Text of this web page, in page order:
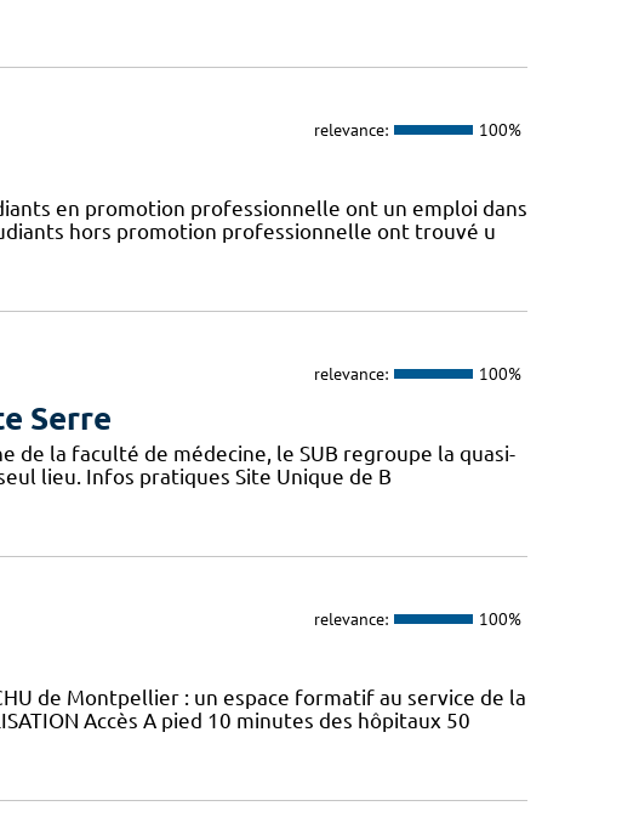
relevance: 100%
en promotion professionnelle ont un emploi dans
hors promotion professionnelle ont trouvé u
relevance: 100%
Serre
la faculté de médecine, le SUB regroupe la quasi-
lieu. Infos pratiques Site Unique de B
relevance: 100%
de Montpellier : un espace formatif au service de la
Accès A pied 10 minutes des hôpitaux 50